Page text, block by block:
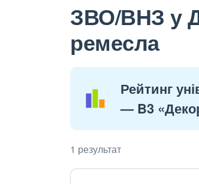
ЗВО/ВНЗ у
ремесла
Рейтинг
— B3
1 результат